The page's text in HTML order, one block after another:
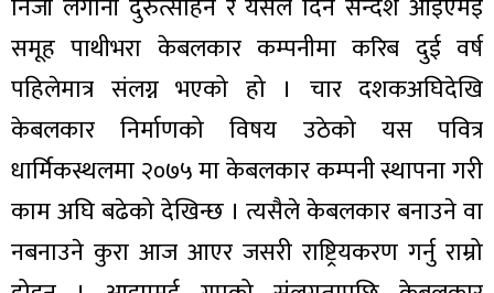
निजी लगानी दुरुत्साहन र यसले दिने सन्देश आइएमई
समूह पाथीभरा केबलकार कम्पनीमा करिब दुई वर्ष
पहिलेमात्र संलग्न भएको हो । चार दशकअघिदेखि
केबलकार निर्माणको विषय उठेको यस पवित्र
धार्मिकस्थलमा २०७५ मा केबलकार कम्पनी स्थापना गरी
काम अघि बढेको देखिन्छ । त्यसैले केबलकार बनाउने वा
नबनाउने कुरा आज आएर जसरी राष्ट्रियकरण गर्नु राम्रो